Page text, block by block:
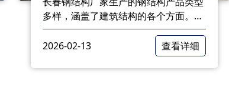
多样，涵盖了建筑结构的各个方面。从
基础框架到围护系统，从连接件到装饰
构件，各类钢结构产品都能满足不同建
2026-02-13 查看详细